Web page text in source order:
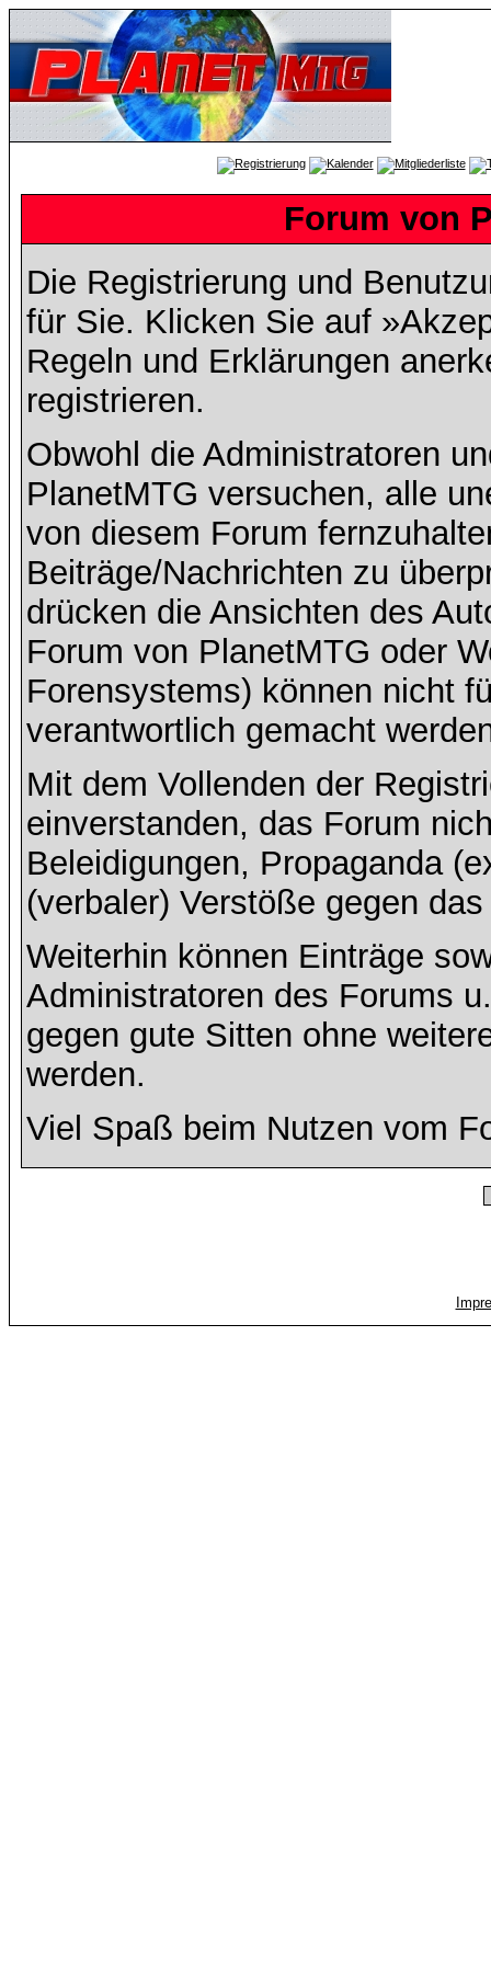
Forum von
Die Registrierung und
für Sie. Klicken Sie auf
Regeln und Erklärungen
registrieren.
Obwohl die Administratoren
PlanetMTG versuchen, alle
von diesem Forum
Beiträge/Nachrichten zu
drücken die Ansichten des
Forum von PlanetMTG oder
Forensystems) können nicht
verantwortlich gemacht
Mit dem Vollenden der
einverstanden, das Forum
Beleidigungen, Propaganda
(verbaler) Verstöße gegen
Weiterhin können Einträge
Administratoren des Forums
gegen gute Sitten ohne
werden.
Viel Spaß beim Nutzen vom